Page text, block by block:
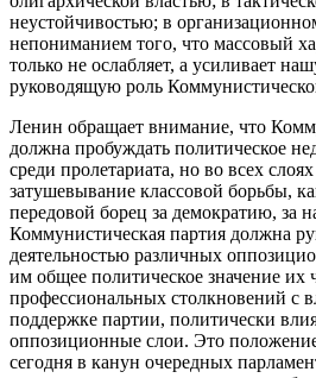
неустойчивостью; в
непониманием того, что массовый
только не ослабляет, а усиливает
руководящую роль
Ленин обращает внимание, что
должна пробуждать политическое
среди пролетариата, но во всех
затушевывание классовой борьбы,
передовой борец за демократию, за
Коммунистическая партия должна
деятельностью различных
им общее политическое значение их
профессиональных столкновений с
поддержке партии, политически
оппозиционные слои. Это
сегодня в канун очередных